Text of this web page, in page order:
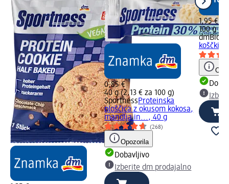
0,85 €
40 g (2,13 € za 100 g)
SportnessProteinska
ploščica z okusom kokosa,
mandlja in..., 40 g
(268)
Opozorila
Dobavljivo
Izberite dm prodajalno
1,95 €
100 g
dmBio
koščki